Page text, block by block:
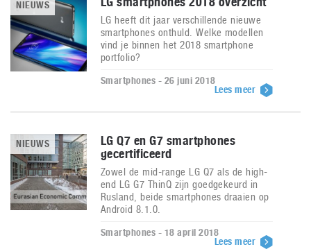
NIEUWS
LG heeft dit jaar verschillende nieuwe
smartphones onthuld. Welke modellen
vind je binnen het 2018 smartphone
portfolio?
Smartphones - 26 juni 2018
Lees meer
NIEUWS
LG Q7 en G7 smartphones
gecertificeerd
Zowel de mid-range LG Q7 als de high-
end LG G7 ThinQ zijn goedgekeurd in
Rusland, beide smartphones draaien op
Android 8.1.0.
Smartphones - 18 april 2018
Lees meer